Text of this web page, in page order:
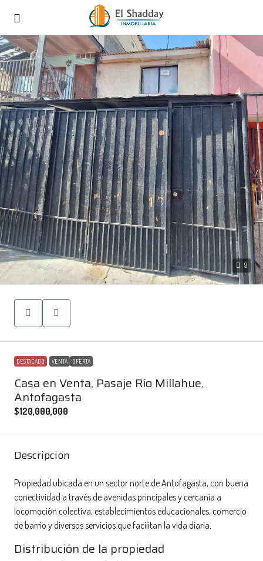
9
DESTACADO VENTA OFERTA
Casa en Venta, Pasaje Río Millahue,
Antofagasta
$120,000,000
Descripcion
Propiedad ubicada en un sector norte de Antofagasta, con buena
conectividad a través de avenidas principales y cercanía a
locomoción colectiva, establecimientos educacionales, comercio
de barrio y diversos servicios que facilitan la vida diaria.
Distribución de la propiedad